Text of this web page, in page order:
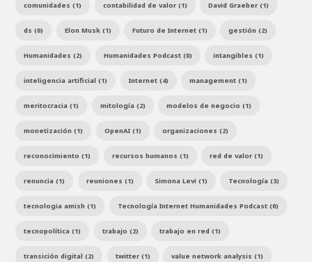
comunidades (1) contabilidad de valor (1) David Graeber (1)
ds (0) Elon Musk (1) Futuro de Internet (1) gestión (2)
Humanidades (2) Humanidades Podcast (0) intangibles (1)
inteligencia artificial (1) Internet (4) management (1)
meritocracia (1) mitología (2) modelos de negocio (1)
monetización (1) OpenAI (1) organizaciones (2)
reconocimiento (1) recursos humanos (1) red de valor (1)
renuncia (1) reuniones (1) Simona Levi (1) Tecnología (3)
tecnologia amish (1) Tecnología Internet Humanidades Podcast (0)
tecnopolítica (1) trabajo (2) trabajo en red (1)
transición digital (2) twitter (1) value network analysis (1)